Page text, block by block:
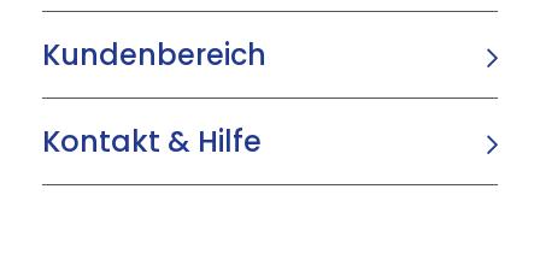
Kundenbereich
Kontakt & Hilfe